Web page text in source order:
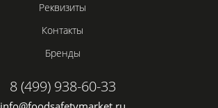
Реквизиты
Контакты
Бренды
8 (499) 938-60-33